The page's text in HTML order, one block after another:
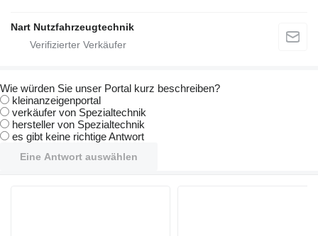
Nart Nutzfahrzeugtechnik
Wie würden Sie unser Portal kurz beschreiben?
kleinanzeigenportal
verkäufer von Spezialtechnik
hersteller von Spezialtechnik
es gibt keine richtige Antwort
Eine Antwort auswählen